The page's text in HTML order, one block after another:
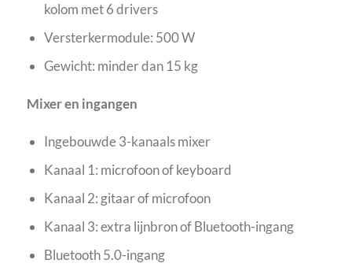
kolom met 6 drivers
Versterkermodule: 500 W
Gewicht: minder dan 15 kg
Mixer en ingangen
Ingebouwde 3-kanaals mixer
Kanaal 1: microfoon of keyboard
Kanaal 2: gitaar of microfoon
Kanaal 3: extra lijnbron of Bluetooth-ingang
Bluetooth 5.0-ingang